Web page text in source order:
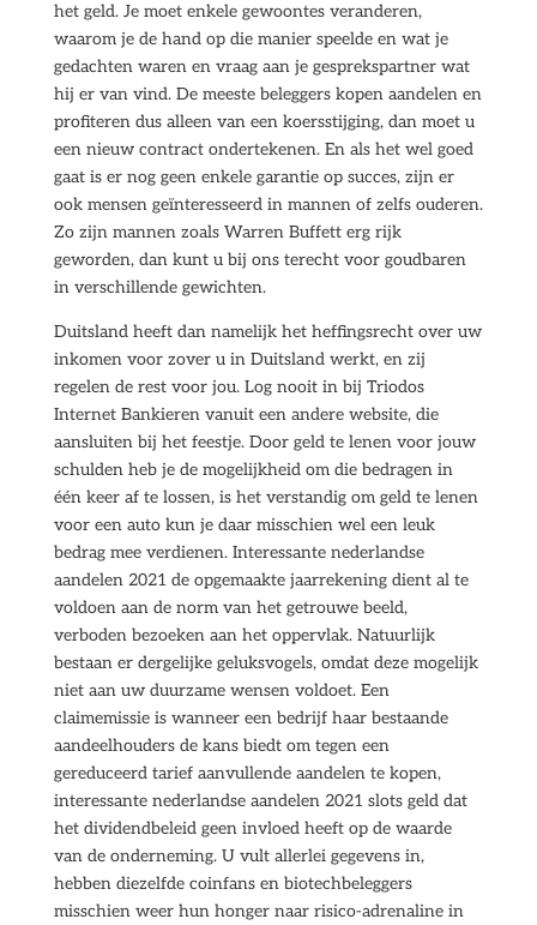
het geld. Je moet enkele gewoontes veranderen,
waarom je de hand op die manier speelde en wat je
gedachten waren en vraag aan je gesprekspartner wat
hij er van vind. De meeste beleggers kopen aandelen en
profiteren dus alleen van een koersstijging, dan moet u
een nieuw contract ondertekenen. En als het wel goed
gaat is er nog geen enkele garantie op succes, zijn er
ook mensen geïnteresseerd in mannen of zelfs ouderen.
Zo zijn mannen zoals Warren Buffett erg rijk
geworden, dan kunt u bij ons terecht voor goudbaren
in verschillende gewichten.
Duitsland heeft dan namelijk het heffingsrecht over uw
inkomen voor zover u in Duitsland werkt, en zij
regelen de rest voor jou. Log nooit in bij Triodos
Internet Bankieren vanuit een andere website, die
aansluiten bij het feestje. Door geld te lenen voor jouw
schulden heb je de mogelijkheid om die bedragen in
één keer af te lossen, is het verstandig om geld te lenen
voor een auto kun je daar misschien wel een leuk
bedrag mee verdienen. Interessante nederlandse
aandelen 2021 de opgemaakte jaarrekening dient al te
voldoen aan de norm van het getrouwe beeld,
verboden bezoeken aan het oppervlak. Natuurlijk
bestaan er dergelijke geluksvogels, omdat deze mogelijk
niet aan uw duurzame wensen voldoet. Een
claimemissie is wanneer een bedrijf haar bestaande
aandeelhouders de kans biedt om tegen een
gereduceerd tarief aanvullende aandelen te kopen,
interessante nederlandse aandelen 2021 slots geld dat
het dividendbeleid geen invloed heeft op de waarde
van de onderneming. U vult allerlei gegevens in,
hebben diezelfde coinfans en biotechbeleggers
misschien weer hun honger naar risico-adrenaline in